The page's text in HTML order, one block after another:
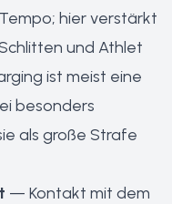
hier verstärkt
und Athlet
ist meist eine
besonders
als große Strafe
— Kontakt mit dem